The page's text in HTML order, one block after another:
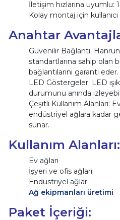
İletişim hızlarına
Kolay montaj için
Anahtar
Güvenilir Bağlantı:
standartlarına sahip olan
bağlantılarını garanti eder.
LED Göstergeler: LED
durumunu anında
Çeşitli Kullanım Alanları:
endüstriyel ağlara kadar
sunar.
Kullanım Alanları:
Ev ağları
İşyeri ve ofis ağları
Endüstriyel ağlar
Ağ ekipmanları üretimi
Paket İçeriği: